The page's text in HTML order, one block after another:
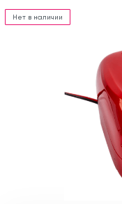
Нет в наличии